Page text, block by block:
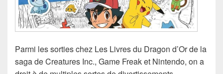
Parmi les sorties chez Les Livres du Dragon d’Or de la
saga de Creatures Inc., Game Freak et Nintendo, on a